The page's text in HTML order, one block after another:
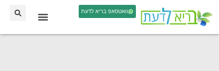
וואטסאפ בריא לדעת